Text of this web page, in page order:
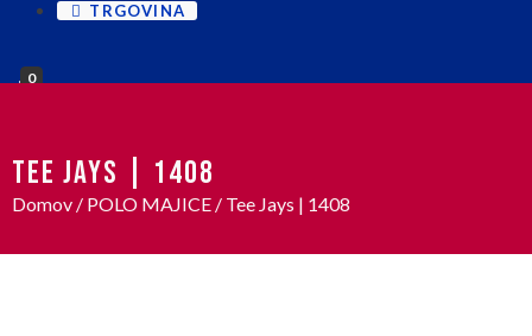
TRGOVINA
0
TEE JAYS | 1408
Domov / POLO MAJICE / Tee Jays | 1408